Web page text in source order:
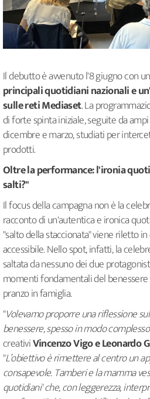
Il debutto è avvenuto l'8 giugno con
principali quotidiani nazionali e
sulle reti Mediaset. La
di forte spinta iniziale, seguite da
dicembre e marzo, studiati per
prodotti.
Oltre la performance: l'ironia
salti?"
Il focus della campagna non è la
racconto di un'autentica e ironica
"salto della staccionata" viene riletto
accessibile. Nello spot, infatti, la
saltata da nessuno dei due
momenti fondamentali del
pranzo in famiglia.
"Volevamo proporre una riflessione
benessere, spesso in modo
creativiVincenzo Vigo e Leonardo
"L’obiettivo è rimettere al centro un
consapevole. Tamberi e la mamma
quotidiani' che, con leggerezza,